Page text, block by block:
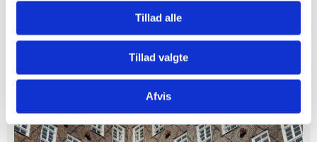
Tillad alle
Tillad valgte
Afvis
Esperance Allé
vedligeholdelse i halvandet år, herunder regelmæssig græsslåning,
fjernelse af blade fra fortov og plæne samt oprydning af hundeaf
efterladenskaber.